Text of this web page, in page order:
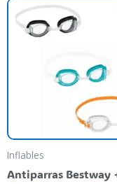
Inflables
Antiparras Bestway
precio
original